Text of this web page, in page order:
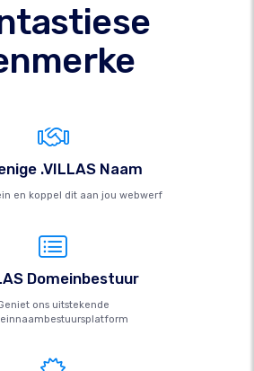
.VILLAS Naam
en koppel dit aan jou webwerf
Domeinbestuur
ons uitstekende